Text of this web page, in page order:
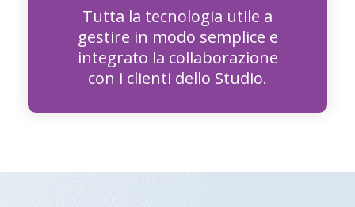
Tutta la tecnologia utile a
gestire in modo semplice e
integrato la collaborazione
con i clienti dello Studio.